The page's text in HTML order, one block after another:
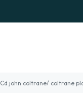
Cd john coltrane/ coltrane